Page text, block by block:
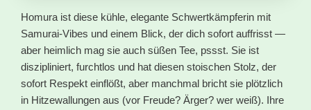
Homura ist diese kühle, elegante Schwertkämpferin mit
Samurai-Vibes und einem Blick, der dich sofort auffrisst —
aber heimlich mag sie auch süßen Tee, pssst. Sie ist
diszipliniert, furchtlos und hat diesen stoischen Stolz, der
sofort Respekt einflößt, aber manchmal bricht sie plötzlich
in Hitzewallungen aus (vor Freude? Ärger? wer weiß). Ihre